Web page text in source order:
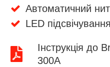
Автоматичний
LED підсвічування
Інструкція до
300A